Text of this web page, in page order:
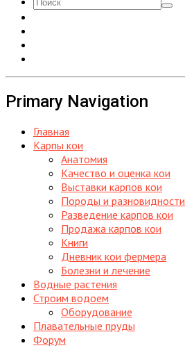
Primary Navigation
Главная
Карпы кои
Анатомия
Качество и оценка кои
Выставки карпов кои
Породы и разновидности
Разведение карпов кои
Продажа карпов кои
Книги
Дневник кои фермера
Болезни и лечение
Водные растения
Строим водоем
Оборудование
Плавательные пруды
Форум